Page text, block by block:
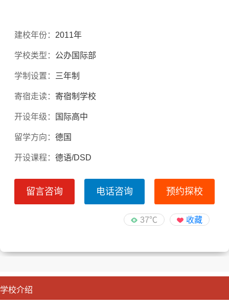
建校年份： 2011年
学校类型： 公办国际部
学制设置： 三年制
寄宿走读： 寄宿制学校
开设年级： 国际高中
留学方向：德国
开设课程：德语/DSD
留言咨询 电话咨询 预约探校
37℃ 收藏
学校介绍